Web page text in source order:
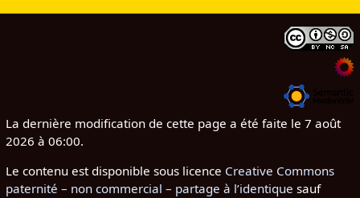
La dernière modification de cette page a été faite le 7 août
2026 à 06:00.
Le contenu est disponible sous licence Creative Commons
paternité – non commercial – partage à l’identique sauf